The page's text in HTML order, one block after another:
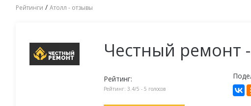
Рейтинги / Атолл - отзывы
Честный ремонт
Рейтинг:
Рейтинг: 3.4/5 - 5 голосов